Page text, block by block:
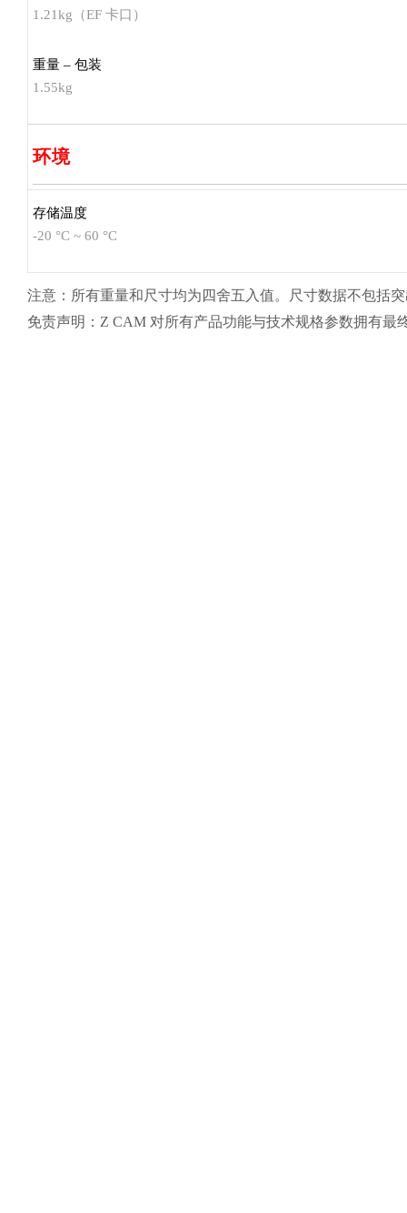
1.21kg（EF 卡口）
重量 – 包装
1.55kg
环境
存储温度
-20 °C ~ 60 °C
注意：所有重量和尺寸均为四舍五入值。尺寸数据不包括
免责声明：Z CAM 对所有产品功能与技术规格参数拥有